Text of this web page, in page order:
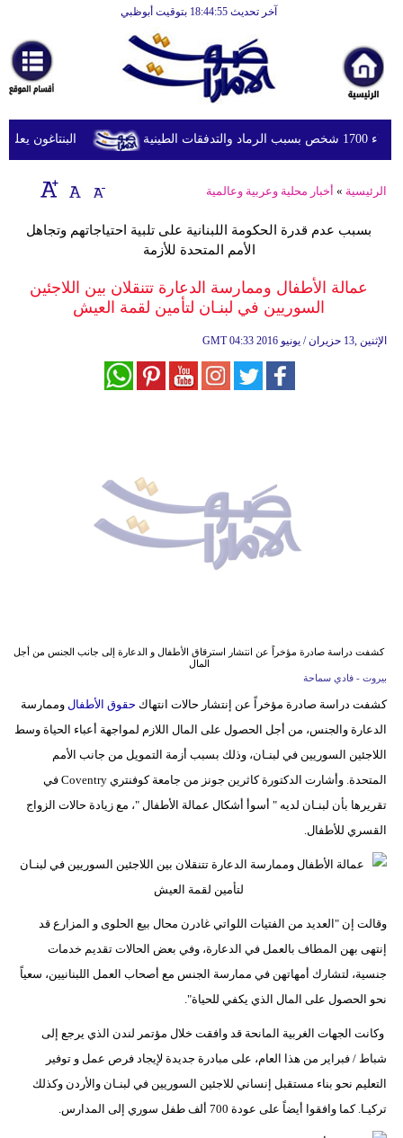
آخر تحديث 18:44:55 بتوقيت أبوظبي
أخبارعاجلة
رياضة
ثقافة
إقتصاد
وموسيقى
أزياء
أزياء
علوم
وتكنولوجيا
مدوَّنات
أبراج
سيارات
البنتاغون يعلن
الرئيسية » أخبار محلية وعربية وعالمية
بسبب عدم قدرة الحكومة اللبنانية على تلبية احتياجاتهم وتجاهل
الأمم المتحدة للأزمة
عمالة الأطفال وممارسة الدعارة تتنقلان بين اللاجئين
السوريين في لبنـان لتأمين لقمة العيش
GMT 04:33 2016 الإثنين ,13 حزيران / يونيو
كشفت دراسة صادرة مؤخراً عن انتشار استرقاق الأطفال و الدعارة إلى جانب الجنس من أجل
المال
بيروت - فادي سماحة
كشفت دراسة صادرة مؤخراً عن إنتشار حالات انتهاك حقوق الأطفال وممارسة
الدعارة والجنس، من أجل الحصول على المال اللازم لمواجهة أعباء الحياة وسط
اللاجئين السوريين في لبنـان، وذلك بسبب أزمة التمويل من جانب الأمم
المتحدة. وأشارت الدكتورة كاثرين جونز من جامعة كوفنتري Coventry في
تقريرها بأن لبنـان لديه " أسوأ أشكال عمالة الأطفال "، مع زيادة حالات الزواج
القسري للأطفال.
وقالت إن "العديد من الفتيات اللواتي غادرن محال بيع الحلوى و المزارع قد
إنتهى بهن المطاف بالعمل في الدعارة، وفي بعض الحالات تقديم خدمات
جنسية، لتشارك أمهاتهن في ممارسة الجنس مع أصحاب العمل اللبنانيين، سعياً
نحو الحصول على المال الذي يكفي للحياة".
وكانت الجهات الغربية المانحة قد وافقت خلال مؤتمر لندن الذي يرجع إلى
شباط / فبراير من هذا العام، على مبادرة جديدة لإيجاد فرص عمل و توفير
التعليم نحو بناء مستقبل إنساني للاجئين السوريين في لبنـان والأردن وكذلك
تركيـا. كما وافقوا أيضاً على عودة 700 ألف طفل سوري إلى المدارس.